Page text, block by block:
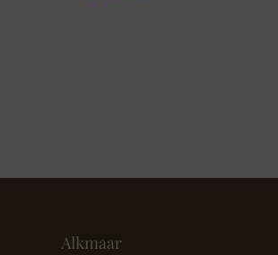
Alkmaar